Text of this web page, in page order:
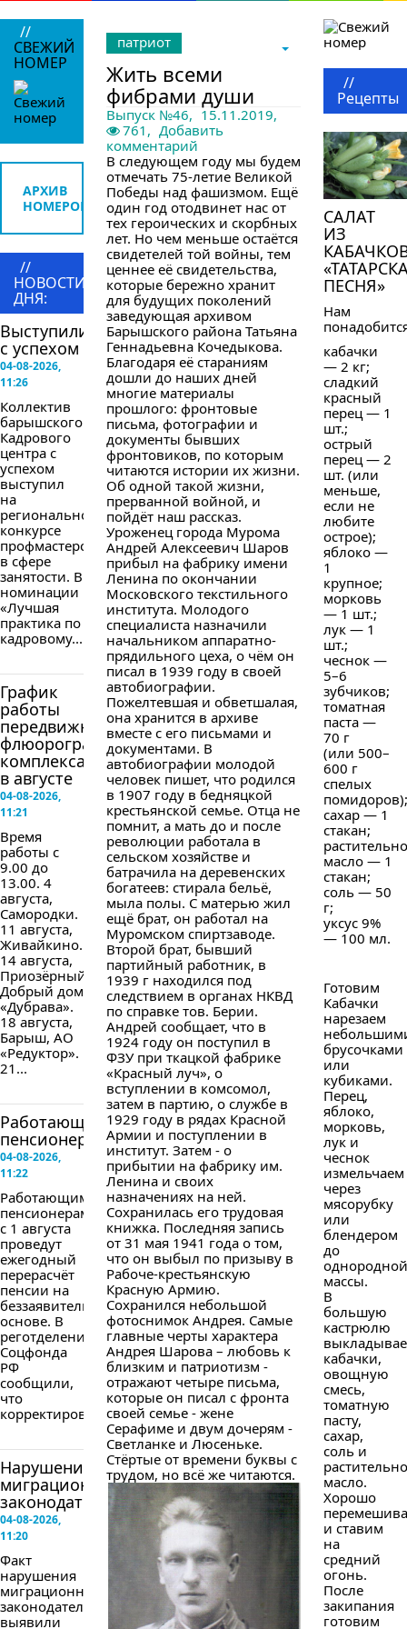
//
СВЕЖИЙ
НОМЕР
АРХИВ
НОМЕРОВ
//
НОВОСТИ
ДНЯ:
Выступили
с успехом
04-08-2026,
11:26
Коллектив
барышского
Кадрового
центра с
успехом
выступил
на
региональном
конкурсе
профмастерства
в сфере
занятости. В
номинации
«Лучшая
практика по
кадровому...
График
работы
передвижного
флюорографического
комплекса
в августе
04-08-2026,
11:21
Время
работы с
9.00 до
13.00. 4
августа,
Самородки.
11 августа,
Живайкино.
14 августа,
Приозёрный,
Добрый дом
«Дубрава».
18 августа,
Барыш, АО
«Редуктор».
21...
Работающим
пенсионерам...
04-08-2026,
11:22
Работающим
пенсионерам
с 1 августа
проведут
ежегодный
перерасчёт
пенсии на
беззаявительной
основе. В
реготделении
Соцфонда
РФ
сообщили,
что
корректировка...
Нарушение
миграционного
законодательства
04-08-2026,
11:20
Факт
нарушения
миграционного
законодательства
выявили
патриот
Жить всеми
фибрами души
Выпуск №46, 15.11.2019,
761, Добавить
комментарий
В следующем году мы будем
отмечать 75-летие Великой
Победы над фашизмом. Ещё
один год отодвинет нас от
тех героических и скорбных
лет. Но чем меньше остаётся
свидетелей той войны, тем
ценнее её свидетельства,
которые бережно хранит
для будущих поколений
заведующая архивом
Барышского района Татьяна
Геннадьевна Кочедыкова.
Благодаря её стараниям
дошли до наших дней
многие материалы
прошлого: фронтовые
письма, фотографии и
документы бывших
фронтовиков, по которым
читаются истории их жизни.
Об одной такой жизни,
прерванной войной, и
пойдёт наш рассказ.
Уроженец города Мурома
Андрей Алексеевич Шаров
прибыл на фабрику имени
Ленина по окончании
Московского текстильного
института. Молодого
специалиста назначили
начальником аппаратно-
прядильного цеха, о чём он
писал в 1939 году в своей
автобиографии.
Пожелтевшая и обветшалая,
она хранится в архиве
вместе с его письмами и
документами. В
автобиографии молодой
человек пишет, что родился
в 1907 году в бедняцкой
крестьянской семье. Отца не
помнит, а мать до и после
революции работала в
сельском хозяйстве и
батрачила на деревенских
богатеев: стирала бельё,
мыла полы. С матерью жил
ещё брат, он работал на
Муромском спиртзаводе.
Второй брат, бывший
партийный работник, в
1939 г находился под
следствием в органах НКВД
по справке тов. Берии.
Андрей сообщает, что в
1924 году он поступил в
ФЗУ при ткацкой фабрике
«Красный луч», о
вступлении в комсомол,
затем в партию, о службе в
1929 году в рядах Красной
Армии и поступлении в
институт. Затем - о
прибытии на фабрику им.
Ленина и своих
назначениях на ней.
Сохранилась его трудовая
книжка. Последняя запись
от 31 мая 1941 года о том,
что он выбыл по призыву в
Рабоче-крестьянскую
Красную Армию.
Сохранился небольшой
фотоснимок Андрея. Самые
главные черты характера
Андрея Шарова – любовь к
близким и патриотизм -
отражают четыре письма,
которые он писал с фронта
своей семье - жене
Серафиме и двум дочерям -
Светланке и Люсеньке.
Стёртые от времени буквы с
трудом, но всё же читаются.
//
Рецепты
САЛАТ
ИЗ
ПЕСНЯ»
Нам
кабачки
— 2 кг;
сладкий
красный
перец — 1
шт.;
острый
перец — 2
шт. (или
меньше,
если не
любите
острое);
яблоко —
1
крупное;
морковь
— 1 шт.;
лук — 1
шт.;
чеснок —
5–6
зубчиков;
томатная
паста —
70 г
(или 500–
600 г
спелых
помидоров);
сахар — 1
стакан;
масло — 1
стакан;
соль — 50
г;
уксус 9%
— 100 мл.
Готовим
Кабачки
нарезаем
брусочками
или
кубиками.
Перец,
яблоко,
морковь,
лук и
чеснок
измельчаем
через
мясорубку
или
блендером
до
однородной
массы.
В
большую
кастрюлю
кабачки,
овощную
смесь,
томатную
пасту,
сахар,
соль и
масло.
Хорошо
и ставим
на
средний
огонь.
После
закипания
готовим